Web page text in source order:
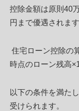
控除金額は原則40
円まで優遇されます
住宅ローン控除の
時点のローン残高
以下の条件を満た
受けられます。